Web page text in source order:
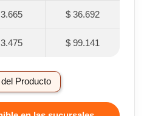
$ 36.692
$ 99.141
Producto